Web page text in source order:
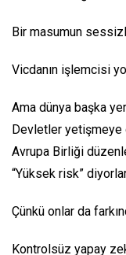
Bir masumun
Vicdanın işlemcisi
Ama dünya başka
Devletler yetişmeye
Avrupa Birliği
“Yüksek risk”
Çünkü onlar da
Kontrolsüz yapay